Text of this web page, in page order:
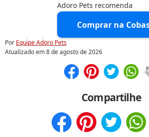
Adoro Pets recomenda
Comprar na
Por Equipe Adoro Pets
Atualizado em8 de agosto de 2026
Compartilhe